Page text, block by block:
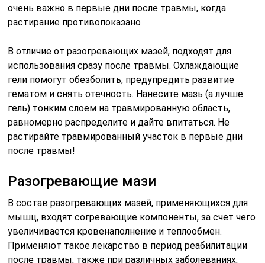
очень важно в первые дни после травмы, когда
растирание противопоказано
В отличие от разогревающих мазей, подходят для
использования сразу после травмы. Охлаждающие
гели помогут обезболить, предупредить развитие
гематом и снять отечность. Нанесите мазь (а лучше
гель) тонким слоем на травмированную область,
равномерно распределите и дайте впитаться. Не
растирайте травмированный участок в первые дни
после травмы!
Разогревающие мази
В состав разогревающих мазей, применяющихся для
мышц, входят согревающие компоненты, за счет чего
увеличивается кровенаполнение и теплообмен.
Применяют такое лекарство в период реабилитации
после травмы, также при различных заболеваниях,